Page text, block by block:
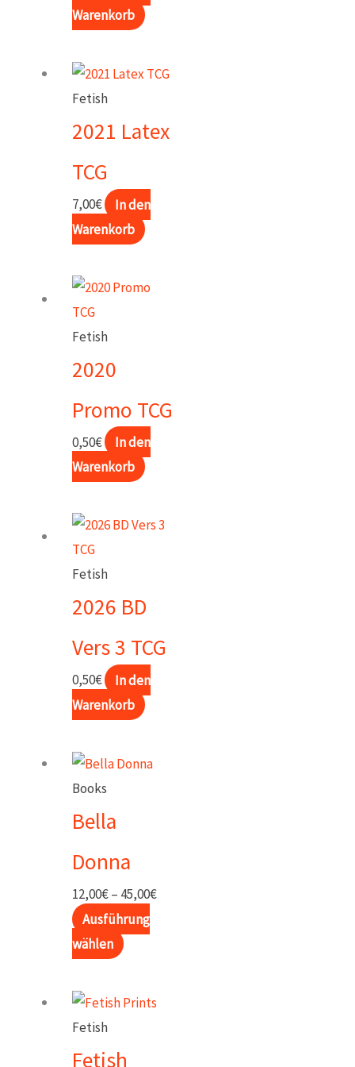
Warenkorb
Fetish
2021 Latex
TCG
7,00€
In den
Warenkorb
Fetish
2020
Promo TCG
0,50€
In den
Warenkorb
Fetish
2026 BD
Vers 3 TCG
0,50€
In den
Warenkorb
Books
Bella
Donna
12,00€– 45,00€Preisspanne:
Ausführung
wählen Dieses
Fetish
Fetish